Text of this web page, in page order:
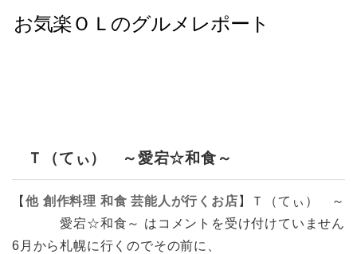
Ｔ（てぃ） ～愛宕☆和食～
【他 創作料理 和食 芸能人が行くお店 】
Ｔ（てぃ） ～
愛宕☆和食～ は コメントを受け付けていません
6月から札幌に行くのでその前に、